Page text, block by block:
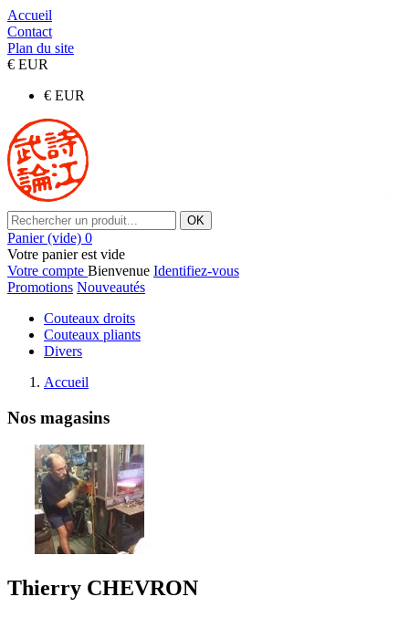
Accueil
Contact
Plan du site
€ EUR
€ EUR
OK
Panier (vide) 0
Votre panier est vide
Votre compte Bienvenue Identifiez-vous
Promotions Nouveautés
Couteaux droits
Couteaux pliants
Divers
Accueil
Nos magasins
Thierry CHEVRON